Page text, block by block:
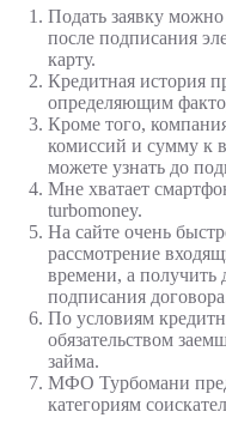
Подать заявку можно
после подписания
карту.
Кредитная история
определяющим
Кроме того,
комиссий и сумму к
можете узнать до
Мне хватает
turbomoney.
На сайте очень
рассмотрение
времени, а получить
подписания
По условиям
обязательством
займа.
МФО Турбомани
категориям